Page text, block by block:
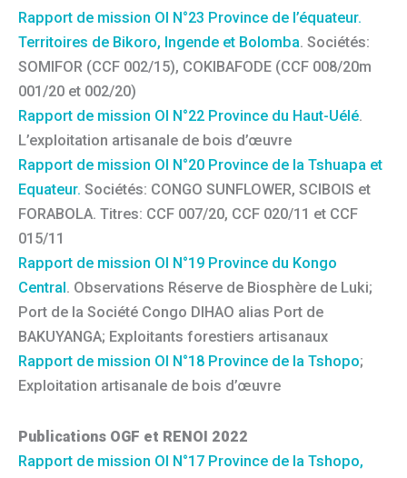
Rapport de mission OI N°23 Province de l’équateur.
Territoires de Bikoro, Ingende et Bolomba. Sociétés:
SOMIFOR (CCF 002/15), COKIBAFODE (CCF 008/20m
001/20 et 002/20)
Rapport de mission OI N°22 Province du Haut-Uélé.
L’exploitation artisanale de bois d’œuvre
Rapport de mission OI N°20 Province de la Tshuapa et
Equateur. Sociétés: CONGO SUNFLOWER, SCIBOIS et
FORABOLA. Titres: CCF 007/20, CCF 020/11 et CCF
015/11
Rapport de mission OI N°19 Province du Kongo
Central . Observations Réserve de Biosphère de Luki;
Port de la Société Congo DIHAO alias Port de
BAKUYANGA; Exploitants forestiers artisanaux
Rapport de mission OI N°18 Province de la Tshopo;
Exploitation artisanale de bois d’œuvre
Publications OGF et RENOI 2022
Rapport de mission OI N°17 Province de la Tshopo,